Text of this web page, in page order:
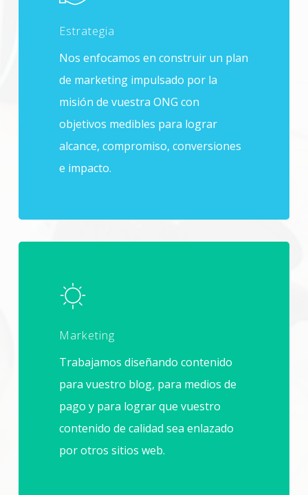
Estrategia
Nos enfocamos en construir un plan
de marketing impulsado por la
misión de vuestra ONG con
objetivos medibles para lograr
alcance, compromiso, conversiones
e impacto.
Marketing
Trabajamos diseñando contenido
para vuestro blog, para medios de
pago y para lograr que vuestro
contenido de calidad sea enlazado
por otros sitios web.